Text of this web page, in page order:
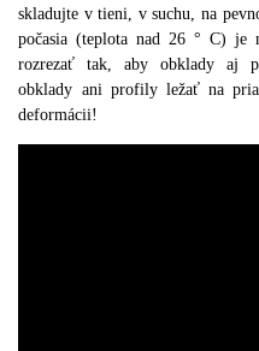
skladujte v tieni, v suchu, na
počasia (teplota nad 26 ° C) je
rozrezať tak, aby obklady aj
obklady ani profily ležať na
deformácii!